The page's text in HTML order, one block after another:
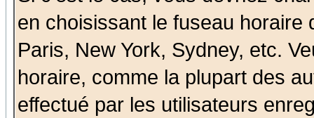
en choisissant le fuseau
Paris, New York, Sydney, etc.
horaire, comme la plupart des
effectué par les utilisateurs